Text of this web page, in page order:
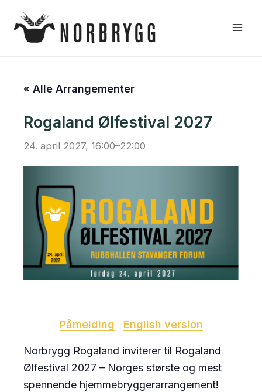
rett
« Alle Arrangementer
Rogaland Ølfestival 2027
24. april 2027, 16:00–22:00
Påmelding English version
Norbrygg Rogaland inviterer til Rogaland
Ølfestival 2027 – Norges største og mest
spennende hjemmebryggerarrangement!